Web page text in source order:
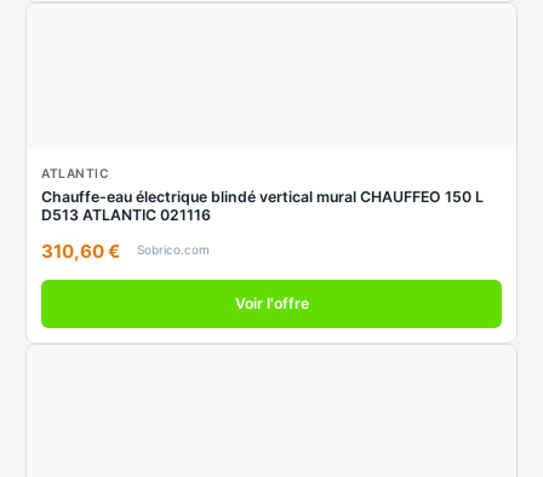
ATLANTIC
Chauffe-eau électrique blindé vertical mural CHAUFFEO 150 L
D513 ATLANTIC 021116
310,60 € Sobrico.com
Voir l'offre